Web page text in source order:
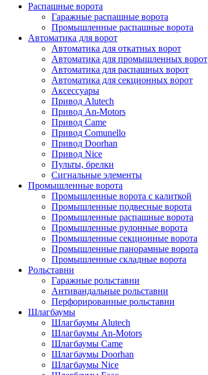
Распашные ворота
Гаражные распашные ворота
Промышленные распашные ворота
Автоматика для ворот
Автоматика для откатных ворот
Автоматика для промышленных ворот
Автоматика для распашных ворот
Автоматика для секционных ворот
Аксессуары
Привод Alutech
Привод An-Motors
Привод Came
Привод Comunello
Привод Doorhan
Привод Nice
Пульты, брелки
Сигнальные элементы
Промышленные ворота
Промышленные ворота с калиткой
Промышленные подвесные ворота
Промышленные распашные ворота
Промышленные рулонные ворота
Промышленные секционные ворота
Промышленные панорамные ворота
Промышленные складные ворота
Рольставни
Гаражные рольставни
Антивандальные рольставни
Перфорированные рольставни
Шлагбаумы
Шлагбаумы Alutech
Шлагбаумы An-Motors
Шлагбаумы Came
Шлагбаумы Doorhan
Шлагбаумы Nice